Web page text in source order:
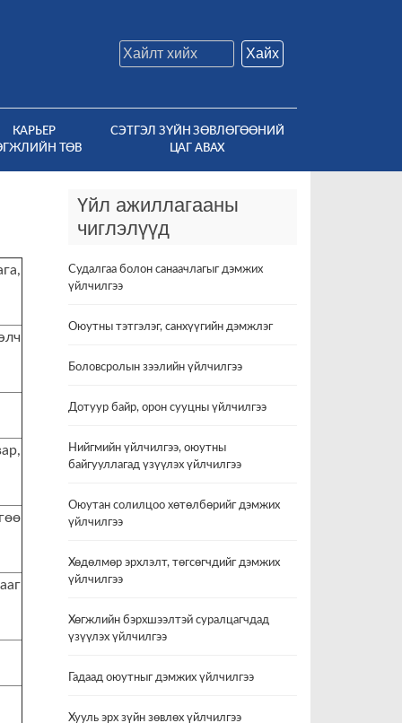
Хайх
КАРЬЕР
ТӨВ
СЭТГЭЛ ЗҮЙН ЗӨВЛӨГӨӨНИЙ
ЦАГ АВАХ
Үйл ажиллагааны
чиглэлүүд
Судалгаа болон санаачлагыг дэмжих
үйлчилгээ
Оюутны тэтгэлэг, санхүүгийн дэмжлэг
Боловсролын зээлийн үйлчилгээ
Дотуур байр, орон сууцны үйлчилгээ
Нийгмийн үйлчилгээ, оюутны
байгууллагад үзүүлэх үйлчилгээ
Оюутан солилцоо хөтөлбөрийг дэмжих
үйлчилгээ
Хөдөлмөр эрхлэлт, төгсөгчдийг дэмжих
үйлчилгээ
Хөгжлийн бэрхшээлтэй суралцагчдад
үзүүлэх үйлчилгээ
Гадаад оюутныг дэмжих үйлчилгээ
Хууль эрх зүйн зөвлөх үйлчилгээ